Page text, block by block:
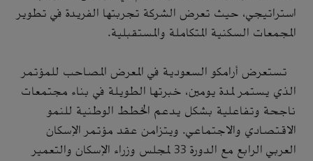
استراتيجي، حيث تعرض الشركة تجربتها الفريدة في تطوير
المجمعات السكنية المتكاملة والمستقبلية.
تستعرض أرامكو السعودية في المعرض المصاحب للمؤتمر
الذي يستمر لمدة يومين، خبرتها الطويلة في بناء مجتمعات
ناجحة وتفاعلية بشكل يدعم الخطط الوطنية للنمو
الاقتصادي والاجتماعي. ويتزامن عقد مؤتمر الإسكان
العربي الرابع مع الدورة 33 لمجلس وزراء الإسكان والتعمير